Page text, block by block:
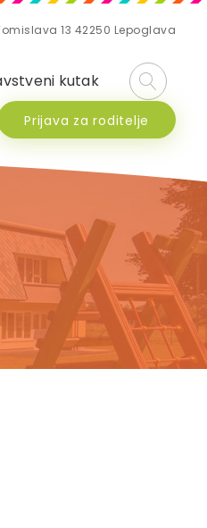
13 42250 Lepoglava
kutak
Prijava za roditelje